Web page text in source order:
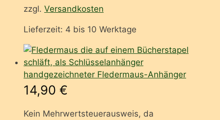
zzgl. Versandkosten
Lieferzeit: 4 bis 10 Werktage
handgezeichneter Fledermaus-Anhänger
14,90 €
Kein Mehrwertsteuerausweis, da